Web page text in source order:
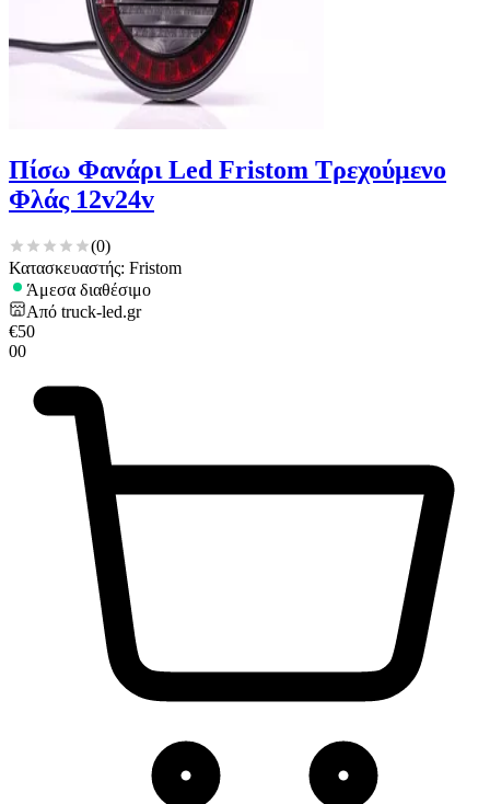
Πίσω Φανάρι Led Fristom Τρεχούμενο
Φλάς 12v24v
(0)
Κατασκευαστής: Fristom
Άμεσα διαθέσιμο
Από truck-led.gr
€50
00